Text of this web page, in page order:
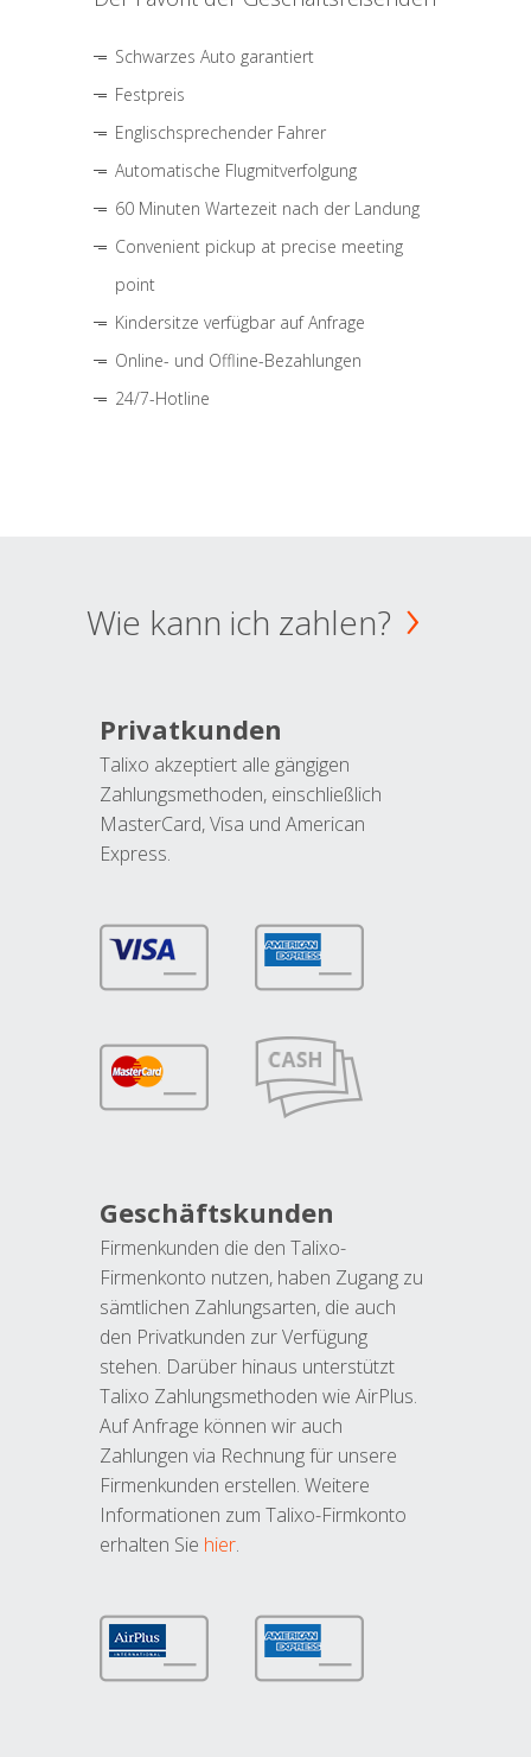
Schwarzes Auto garantiert
Festpreis
Englischsprechender Fahrer
Automatische Flugmitverfolgung
60 Minuten Wartezeit nach der Landung
Convenient pickup at precise meeting
point
Kindersitze verfügbar auf Anfrage
Online- und Offline-Bezahlungen
24/7-Hotline
Wie kann ich zahlen?
Privatkunden
Talixo akzeptiert alle gängigen
Zahlungsmethoden, einschließlich
MasterCard, Visa und American
Express.
Geschäftskunden
Firmenkunden die den Talixo-
Firmenkonto nutzen, haben Zugang zu
sämtlichen Zahlungsarten, die auch
den Privatkunden zur Verfügung
stehen. Darüber hinaus unterstützt
Talixo Zahlungsmethoden wie AirPlus.
Auf Anfrage können wir auch
Zahlungen via Rechnung für unsere
Firmenkunden erstellen. Weitere
Informationen zum Talixo-Firmkonto
erhalten Sie hier.